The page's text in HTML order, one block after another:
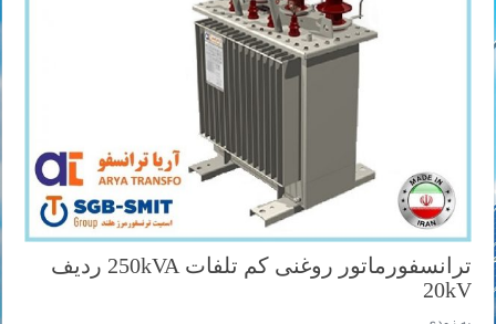
ترانسفورماتور روغنی کم تلفات 250kVA ردیف
20kV